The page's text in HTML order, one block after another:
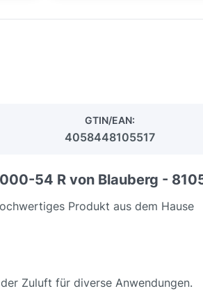
GTIN/EAN:
4058448105517
54 R von Blauberg -
Produkt aus dem Hause
Zuluft für diverse Anwendungen.